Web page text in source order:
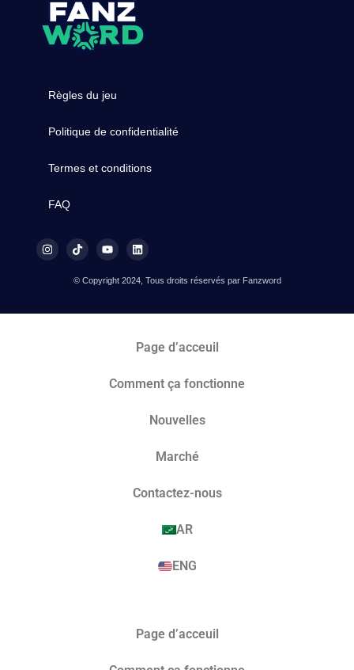
Règles du jeu
Politique de confidentialité
Termes et conditions
FAQ
© Copyright 2024, Tous droits réservés par Fanzword
Page d’acceuil
Comment ça fonctionne
Nouvelles
Marché​
Contactez-nous
AR
ENG
Page d’acceuil